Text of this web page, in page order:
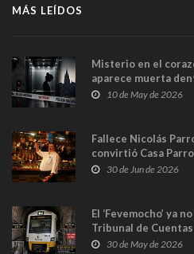
MÁS LEÍDOS
Misterio en el
aparece muerta
y las cámaras
10 de May de 2026
Fallece Nicolás
convirtió Casa
en Madrid
30 de Jun de 2026
El ‘Fevemocho’ ya
Tribunal de
sobrecoste de los
30 de May de 2026